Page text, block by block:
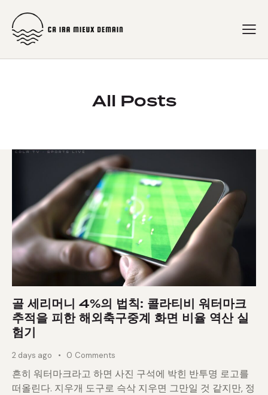
All Posts
골 세리머니 4%의 법칙: 콜라티비 워터마크
추적을 피한 해외축구중계 화면 비율 역산 실
험기
2 days ago 0 Comments
흔히 워터마크라고 하면 사진 구석에 박힌 반투명 로고를
떠올린다. 지우개 도구로 슥삭 지우면 그만일 것 같지만, 정